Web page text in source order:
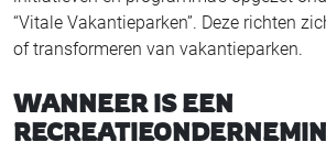
“Vitale Vakantieparken”. Deze richten
of transformeren van vakantieparken.
WANNEER IS EEN